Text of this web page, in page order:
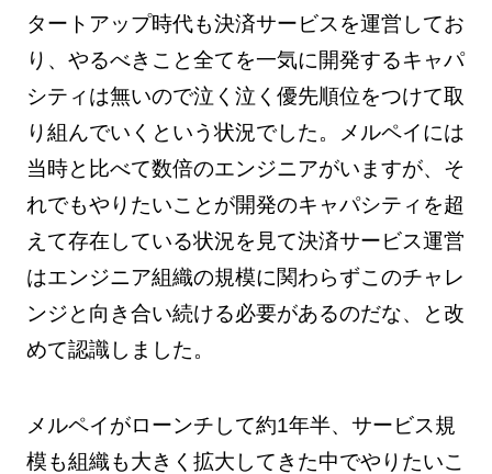
タートアップ時代も決済サービスを運営してお
り、やるべきこと全てを一気に開発するキャパ
シティは無いので泣く泣く優先順位をつけて取
り組んでいくという状況でした。メルペイには
当時と比べて数倍のエンジニアがいますが、そ
れでもやりたいことが開発のキャパシティを超
えて存在している状況を見て決済サービス運営
はエンジニア組織の規模に関わらずこのチャレ
ンジと向き合い続ける必要があるのだな、と改
めて認識しました。
メルペイがローンチして約1年半、サービス規
模も組織も大きく拡大してきた中でやりたいこ